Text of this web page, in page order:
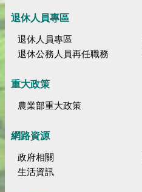
退休人員專區
退休人員專區
退休公務人員再任職務
重大政策
農業部重大政策
網路資源
政府相關
生活資訊